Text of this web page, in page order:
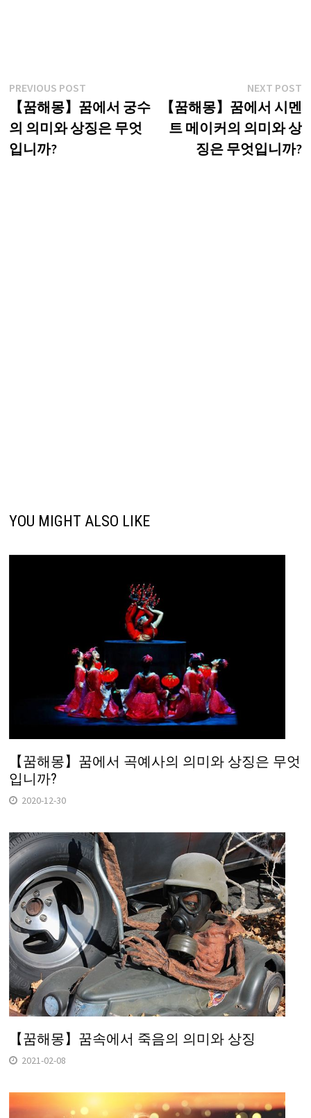
글
탐
색
PREVIOUS POSTPrevious
post:
【꿈해몽】꿈에서 궁수
의 의미와 상징은 무엇
입니까?
NEXT POST
【꿈해몽】꿈에서 시멘
트 메이커의 의미와 상
징은 무엇입니까?
YOU MIGHT ALSO LIKE
【꿈해몽】꿈에서 곡예사의 의미와 상징은 무엇
입니까?
2020-12-30
【꿈해몽】꿈속에서 죽음의 의미와 상징
2021-02-08